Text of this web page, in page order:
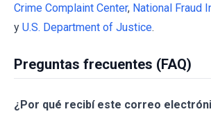
Crime Complaint Center, National Fraud
y U.S. Department of Justice.
Preguntas frecuentes (FAQ)
¿Por qué recibí este correo